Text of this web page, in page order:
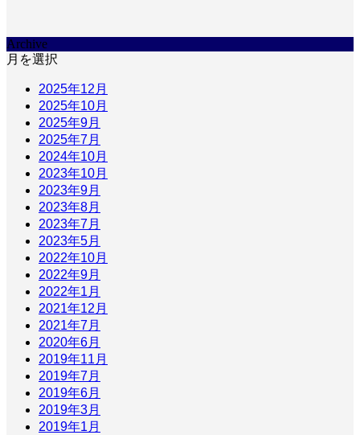
Archive
月を選択
2025年12月
2025年10月
2025年9月
2025年7月
2024年10月
2023年10月
2023年9月
2023年8月
2023年7月
2023年5月
2022年10月
2022年9月
2022年1月
2021年12月
2021年7月
2020年6月
2019年11月
2019年7月
2019年6月
2019年3月
2019年1月